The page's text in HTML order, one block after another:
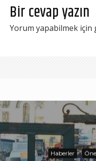
Bir cevap yazın
Yorum yapabilmek için
Haberler